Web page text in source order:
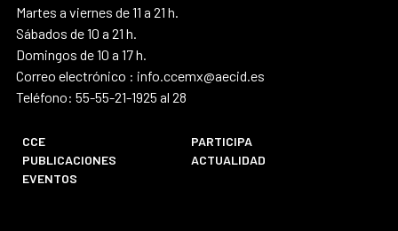
Martes a viernes de 11 a 21 h.
Sábados de 10 a 21 h.
Domingos de 10 a 17 h.
Correo electrónico : info.ccemx@aecid.es
Teléfono: 55-55-21-1925 al 28
CCE
PARTICIPA
PUBLICACIONES
ACTUALIDAD
EVENTOS